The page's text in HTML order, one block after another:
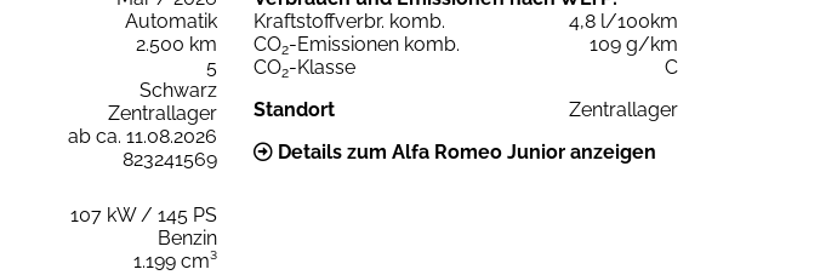
Automatik
2.500 km
5
Schwarz
Zentrallager
ab ca. 11.08.2026
823241569
107 kW / 145 PS
Benzin
1.199 cm³
Kraftstoffverbr. komb.
4,8 l/100km
CO2-Emissionen komb.
109 g/km
CO2-Klasse
C
Standort
Zentrallager
Details zum Alfa Romeo Junior anzeigen